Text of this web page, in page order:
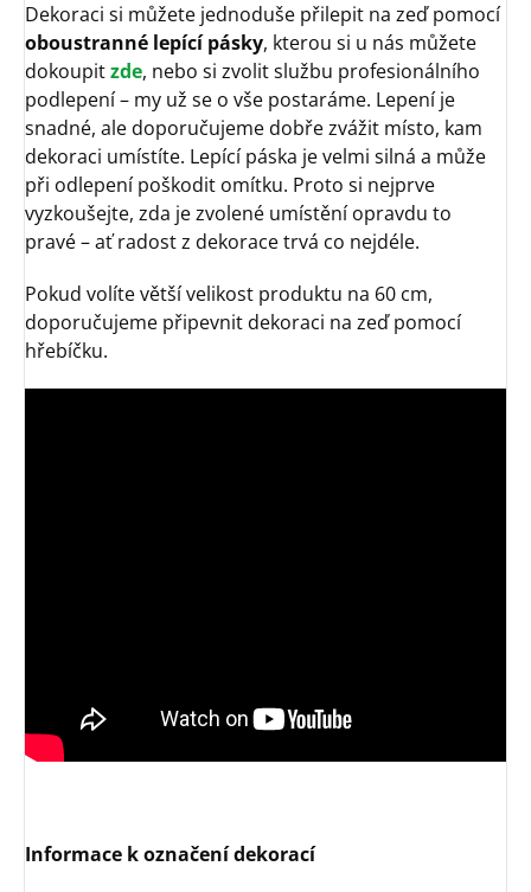
Dekoraci si můžete jednoduše přilepit na zeď pomocí
oboustranné lepící pásky, kterou si u nás můžete
dokoupitzde, nebo si zvolit službu profesionálního
podlepení – my už se o vše postaráme. Lepení je
snadné, ale doporučujeme dobře zvážit místo, kam
dekoraci umístíte. Lepící páska je velmi silná a může
při odlepení poškodit omítku. Proto si nejprve
vyzkoušejte, zda je zvolené umístění opravdu to
pravé – ať radost z dekorace trvá co nejdéle.
Pokud volíte větší velikost produktu na 60 cm,
doporučujeme připevnit dekoraci na zeď pomocí
hřebíčku.
Informace k označení dekorací